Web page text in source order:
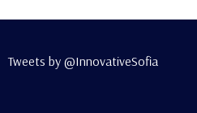
Tweets by @InnovativeSofia